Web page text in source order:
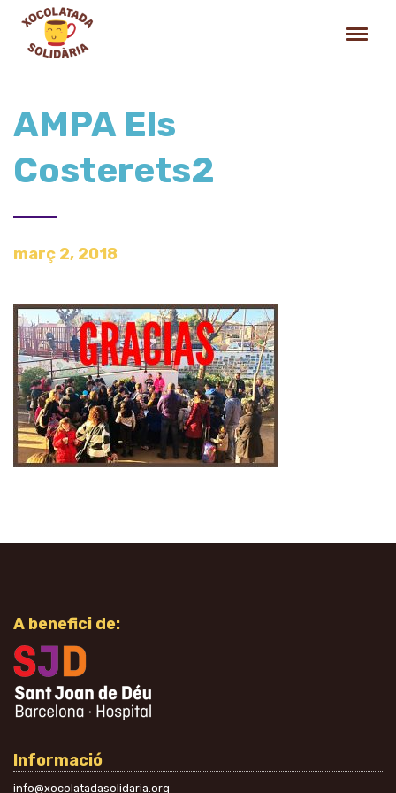
AMPA Els
Costerets2
març 2, 2018
A benefici de:
Informació
info@xocolatadasolidaria.org